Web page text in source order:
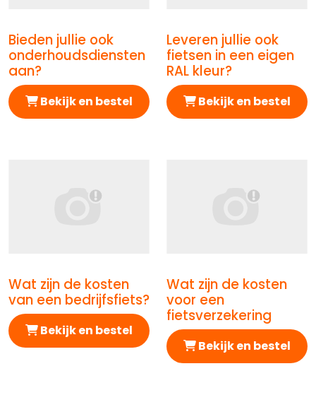
Afbeelding Bieden jullie ook onderhoudsdiensten
Bieden jullie ook
onderhoudsdiensten
aan?
Bekijk en bestel
Afbeelding Leveren jullie
Leveren jullie ook
fietsen in een eigen
RAL kleur?
Bekijk en bestel
Afbeelding Wat zijn de kosten van een bedrijfsfiets?
Wat zijn de kosten
van een bedrijfsfiets?
Bekijk en bestel
Afbeelding Wat zijn de
Wat zijn de kosten
voor een
fietsverzekering
Bekijk en bestel